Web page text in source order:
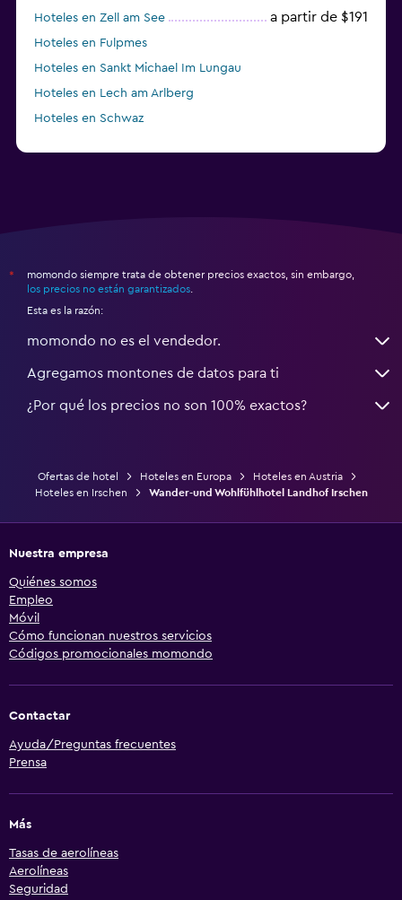
Hoteles en Zell am See a partir de $191
Hoteles en Fulpmes
Hoteles en Sankt Michael Im Lungau
Hoteles en Lech am Arlberg
Hoteles en Schwaz
*
momondo siempre trata de obtener precios exactos, sin embargo,
los precios no están garantizados
Esta es la razón:
momondo no es el vendedor.
Agregamos montones de datos para ti
¿Por qué los precios no son 100% exactos?
Ofertas de hotel Hoteles en Europa
Hoteles en Austria
Hoteles en Irschen
Wander-und Wohlfühlhotel Landhof Irschen
Nuestra empresa
Quiénes somos
Empleo
Móvil
Cómo funcionan nuestros servicios
Códigos promocionales momondo
Contactar
Ayuda/Preguntas frecuentes
Prensa
Más
Tasas de aerolíneas
Aerolíneas
Seguridad